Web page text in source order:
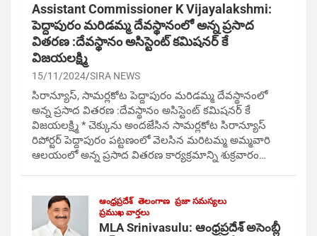
Assistant Commissioner K Vijayalakshmi:
పెద్దాపురం మరిడమ్మ దేవస్థానంలో అన్న ప్రసాద
వితరణ :దేవస్థానం అసిస్టెంట్ కమిషనర్ కే
విజయలక్ష్మి
15/11/2024 SIRA NEWS
సిరాన్యూస్, సామర్లకోట పెద్దాపురం మరిడమ్మ దేవస్థానంలో
అన్న ప్రసాద వితరణ :దేవస్థానం అసిస్టెంట్ కమిషనర్ కే
విజయలక్ష్మి * చెక్కును అందజేసిన సామర్లకోట సిరాన్యూస్
రిపోర్టర్ పెద్దాపురం పట్టణంలో వెలసిన మరిటమ్మ అమ్మవారి
ఆలయంలో అన్న ప్రసాద వితరణ కార్యక్రమాన్ని శుక్రవారం…
ఆంధ్రప్రదేశ్ తెలంగాణ ప్రజా సమస్యలు
ప్రముఖ వార్తలు
MLA Srinivasulu: ఆంధ్రప్రదేశ్ అసెంబ్లీ